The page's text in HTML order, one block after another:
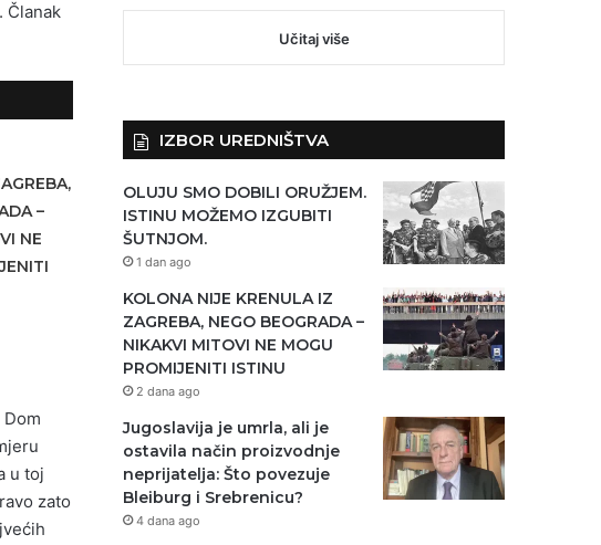
Članak
–
NE
u toj
zato
Učitaj više
IZBOR UREDNIŠTVA
OLUJU SMO DOBILI ORUŽJEM.
ISTINU MOŽEMO IZGUBITI
ŠUTNJOM.
1 dan ago
KOLONA NIJE KRENULA IZ
ZAGREBA, NEGO BEOGRADA –
NIKAKVI MITOVI NE MOGU
PROMIJENITI ISTINU
2 dana ago
Jugoslavija je umrla, ali je
ostavila način proizvodnje
neprijatelja: Što povezuje
Bleiburg i Srebrenicu?
4 dana ago